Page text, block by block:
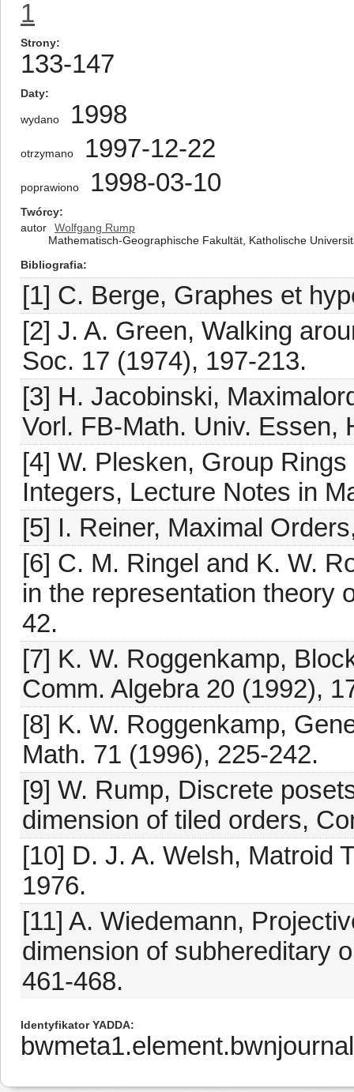
1
Strony
133-147
Daty
wydano 1998
otrzymano 1997-12-22
poprawiono 1998-03-10
Twórcy
autor
Wolfgang Rump
Mathematisch-Geographische Fakultät, Katholische
Bibliografia
[1] C. Berge, Graphes et
[2] J. A. Green, Walking
Soc. 17 (1974), 197-213.
[3] H. Jacobinski,
Vorl. FB-Math. Univ. Essen,
[4] W. Plesken, Group
Integers, Lecture Notes in
[5] I. Reiner, Maximal
[6] C. M. Ringel and K. W.
in the representation theory
42.
[7] K. W. Roggenkamp,
Comm. Algebra 20 (1992),
[8] K. W. Roggenkamp,
Math. 71 (1996), 225-242.
[9] W. Rump, Discrete
dimension of tiled orders,
[10] D. J. A. Welsh, Matroid
1976.
[11] A. Wiedemann,
dimension of subhereditary
461-468.
Identyfikator YADDA